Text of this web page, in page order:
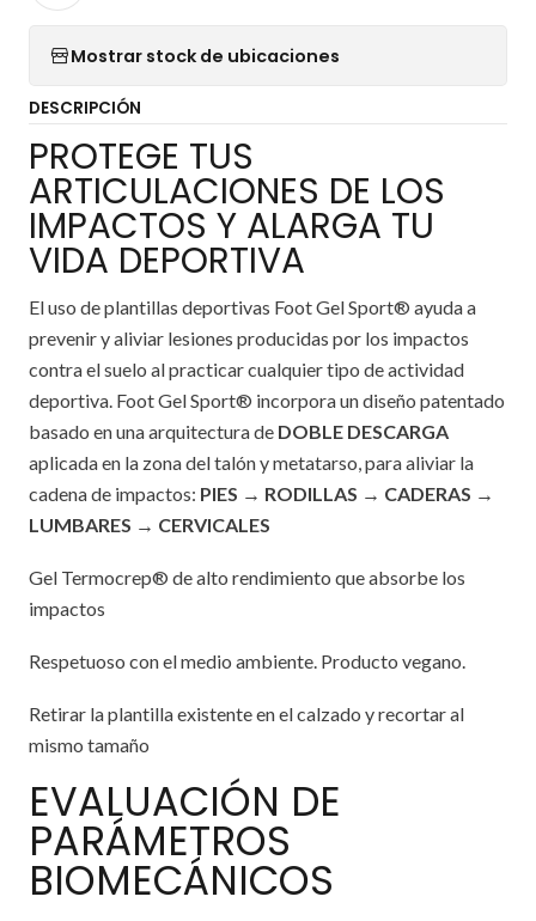
Mostrar stock de ubicaciones
DESCRIPCIÓN
PROTEGE TUS
ARTICULACIONES DE LOS
IMPACTOS Y ALARGA TU
VIDA DEPORTIVA
El uso de plantillas deportivas Foot Gel Sport® ayuda a
prevenir y aliviar lesiones producidas por los impactos
contra el suelo al practicar cualquier tipo de actividad
deportiva. Foot Gel Sport® incorpora un diseño patentado
basado en una arquitectura de DOBLE DESCARGA
aplicada en la zona del talón y metatarso, para aliviar la
cadena de impactos: PIES → RODILLAS → CADERAS →
LUMBARES → CERVICALES
Gel Termocrep® de alto rendimiento que absorbe los
impactos
Respetuoso con el medio ambiente. Producto vegano.
Retirar la plantilla existente en el calzado y recortar al
mismo tamaño
EVALUACIÓN DE
PARÁMETROS
BIOMECÁNICOS